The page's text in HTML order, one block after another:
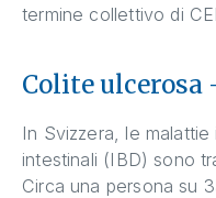
termine collettivo di
Colite ulcerosa
In Svizzera, le
intestinali (IBD) sono
Circa una persona su